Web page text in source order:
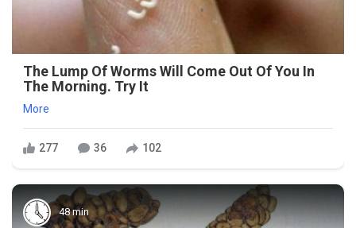
The Lump Of Worms Will Come Out Of You In
The Morning. Try It
More
277 36 102
48 min